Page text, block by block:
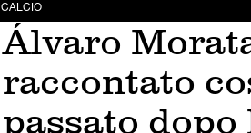
CALCIO
Álvaro
raccontato
passato dopo